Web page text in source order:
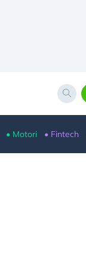
• Motori • Fintech